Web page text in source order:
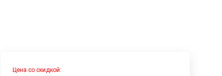
Цена со скидкой: